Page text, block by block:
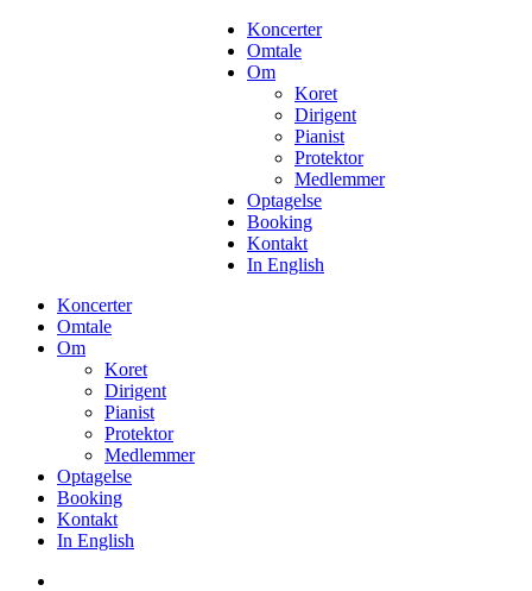
Koncerter
Omtale
Om
Koret
Dirigent
Pianist
Protektor
Medlemmer
Optagelse
Booking
Kontakt
In English
Koncerter
Omtale
Om
Koret
Dirigent
Pianist
Protektor
Medlemmer
Optagelse
Booking
Kontakt
In English